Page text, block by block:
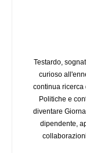
Testardo,
curioso
continua ricerca
Politiche e
diventare
dipendente,